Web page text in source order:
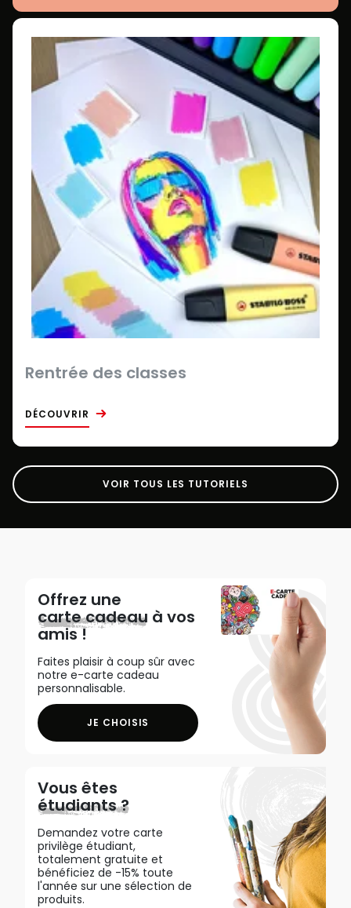
Rentrée des classes
DÉCOUVRIR
VOIR TOUS LES TUTORIELS
Offrez une
carte cadeau à vos
amis !
Faites plaisir à coup sûr avec
notre e-carte cadeau
personnalisable.
JE CHOISIS
Vous êtes
étudiants ?
Demandez votre carte
privilège étudiant,
totalement gratuite et
bénéficiez de -15% toute
l'année sur une sélection de
produits.